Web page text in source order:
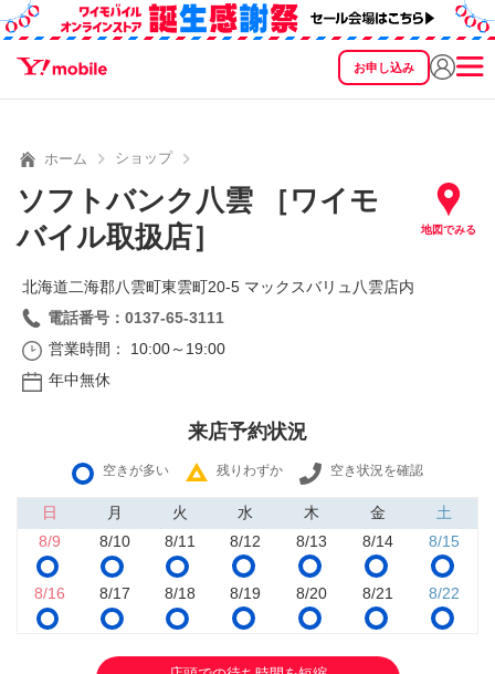
お申し込み
SEARCH
ホーム ショップ
ソフトバンク八雲 ［ワイモ
バイル取扱店］
地図でみる
北海道二海郡八雲町東雲町20‐5 マックスバリュ八雲店内
電話番号：0137-65-3111
営業時間： 10:00～19:00
年中無休
来店予約状況
空きが多い 残りわずか 空き状況を確認
日 月 火 水 木 金
土
8/9
8/10 8/11 8/12 8/13 8/14 8/15
8/16 8/17 8/18 8/19 8/20 8/21 8/22